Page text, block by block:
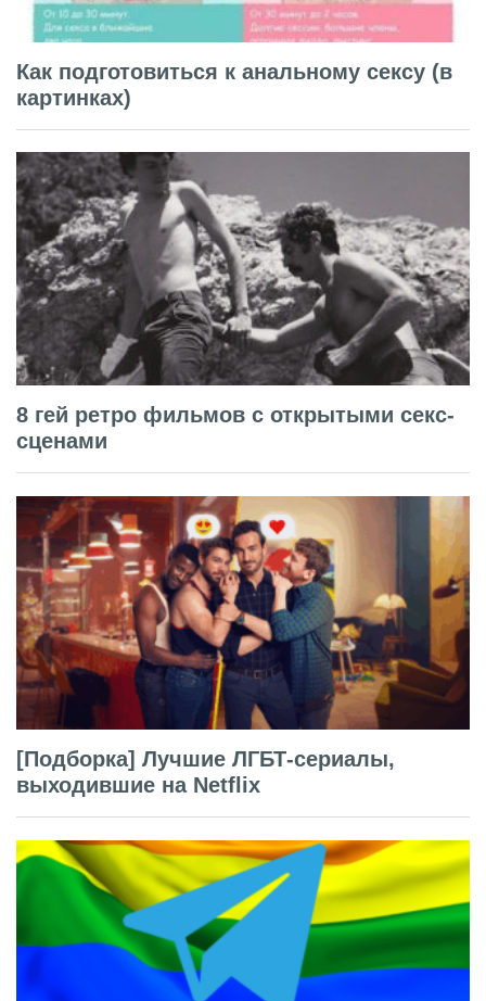
Как подготовиться к анальному сексу (в
картинках)
8 гей ретро фильмов с открытыми секс-
сценами
[Подборка] Лучшие ЛГБТ-сериалы,
выходившие на Netflix